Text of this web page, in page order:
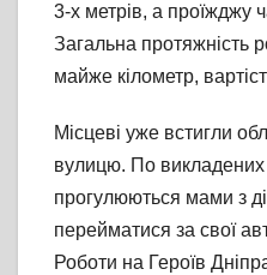
3-х метрів, а проїжджу
Загальна протяжність
майже кілометр,
Місцеві уже встигли
вулицю. По
прогулюються мами з
перейматися за свої
Роботи на Героїв